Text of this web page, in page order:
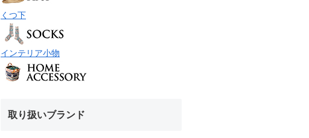
くつ下
インテリア小物
取り扱いブランド